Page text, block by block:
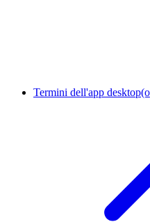
Termini dell'app desktop